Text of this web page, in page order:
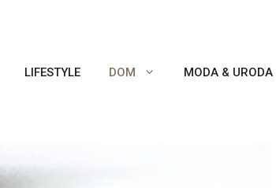
LIFESTYLE DOM MODA & URODA